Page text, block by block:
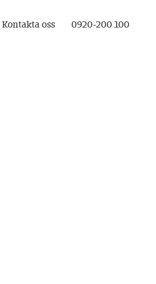
Kontakta oss 0920-200 100